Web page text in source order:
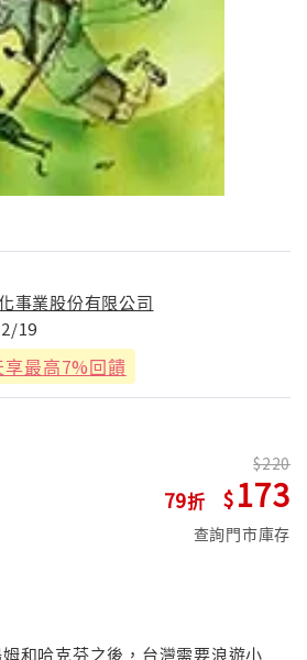
事業股份有限公司
19
享最高7%回饋
79
220
173
查詢門市庫存
和哈克芬之後，台灣需要浪遊小